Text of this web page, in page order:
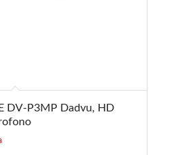
DV-P3MP Dadvu, HD